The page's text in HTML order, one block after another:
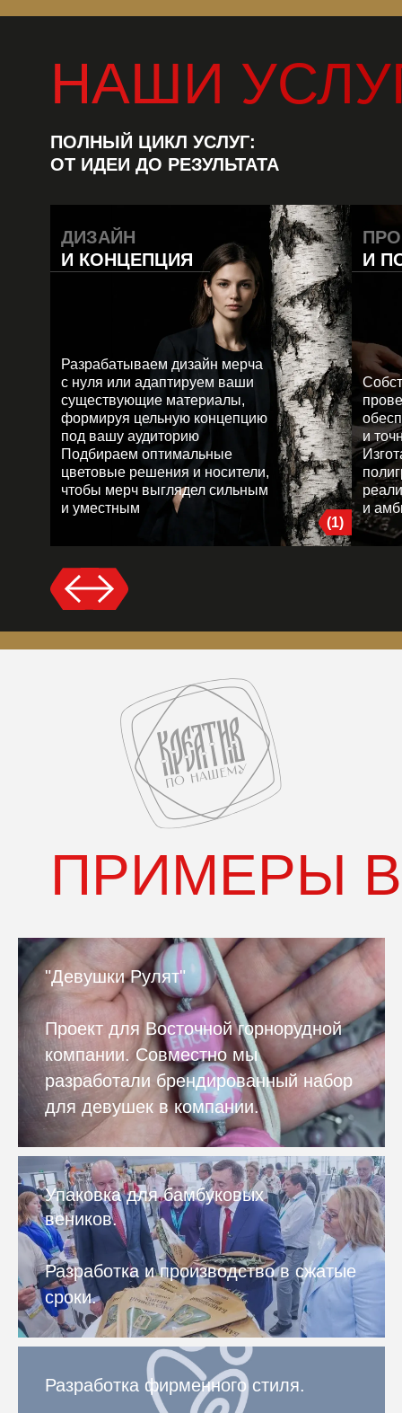
ДИЗАЙН
И КОНЦЕПЦИЯ
Разрабатываем дизайн мерча
с нуля или адаптируем ваши
существующие материалы,
формируя цельную концепцию
под вашу аудиторию
Подбираем оптимальные
цветовые решения и носители,
чтобы мерч выглядел сильным
и уместным
(1)
И
и
и
НАШИ
ПОЛНЫЙ ЦИКЛ УСЛУГ:
ОТ ИДЕИ ДО РЕЗУЛЬТАТА
ПРИМЕРЫ
"Девушки Рулят"
Проект для Восточной горнорудной
компании. Совместно мы
разработали брендированный набор
для девушек в компании.
Упаковка для бамбуковых
веников.
Разработка и производство в сжатые
сроки.
Разработка фирменного стиля.